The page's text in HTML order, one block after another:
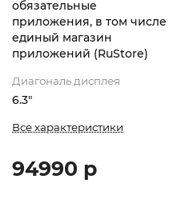
обязательные
приложения, в том числе
единый магазин
приложений (RuStore)
Диагональ дисплея
6.3"
Все характеристики
94990 р